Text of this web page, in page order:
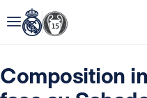
Composition